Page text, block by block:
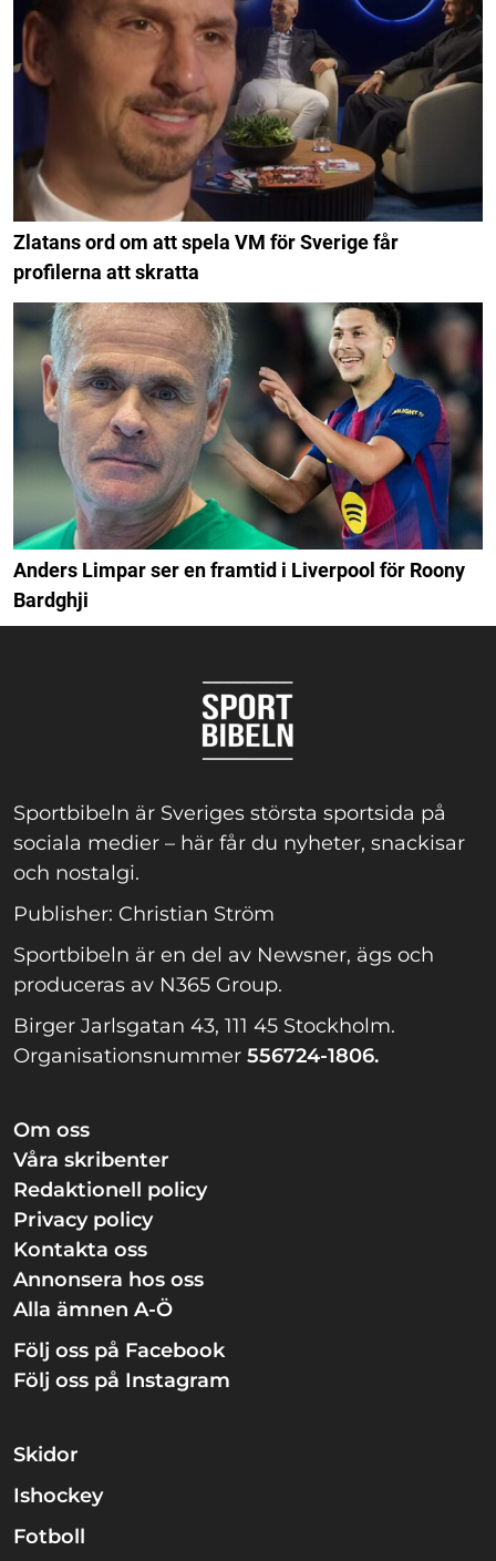
Zlatans ord om att spela VM för Sverige får
profilerna att skratta
Anders Limpar ser en framtid i Liverpool för Roony
Bardghji
Sportbibeln är Sveriges största sportsida på
sociala medier – här får du nyheter, snackisar
och nostalgi.
Publisher: Christian Ström
Sportbibeln är en del av Newsner, ägs och
produceras av N365 Group.
Birger Jarlsgatan 43, 111 45 Stockholm.
Organisationsnummer 556724-1806.
Om oss
Våra skribenter
Redaktionell policy
Privacy policy
Kontakta oss
Annonsera hos oss
Alla ämnen A-Ö
Följ oss på Facebook
Följ oss på Instagram
Skidor
Ishockey
Fotboll